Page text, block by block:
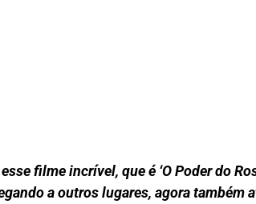
filme incrível, que é ‘O Poder do
a outros lugares, agora também